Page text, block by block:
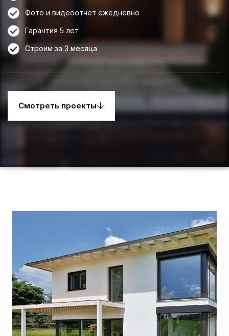
Фото и видеоотчет ежедневно
Гарантия 5 лет
Строим за 3 месяца
Смотреть проекты